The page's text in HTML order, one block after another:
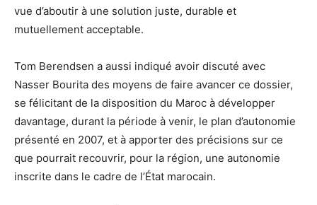
vue d’aboutir à une solution juste, durable et
mutuellement acceptable.
Tom Berendsen a aussi indiqué avoir discuté avec
Nasser Bourita des moyens de faire avancer ce dossier,
se félicitant de la disposition du Maroc à développer
davantage, durant la période à venir, le plan d’autonomie
présenté en 2007, et à apporter des précisions sur ce
que pourrait recouvrir, pour la région, une autonomie
inscrite dans le cadre de l’État marocain.